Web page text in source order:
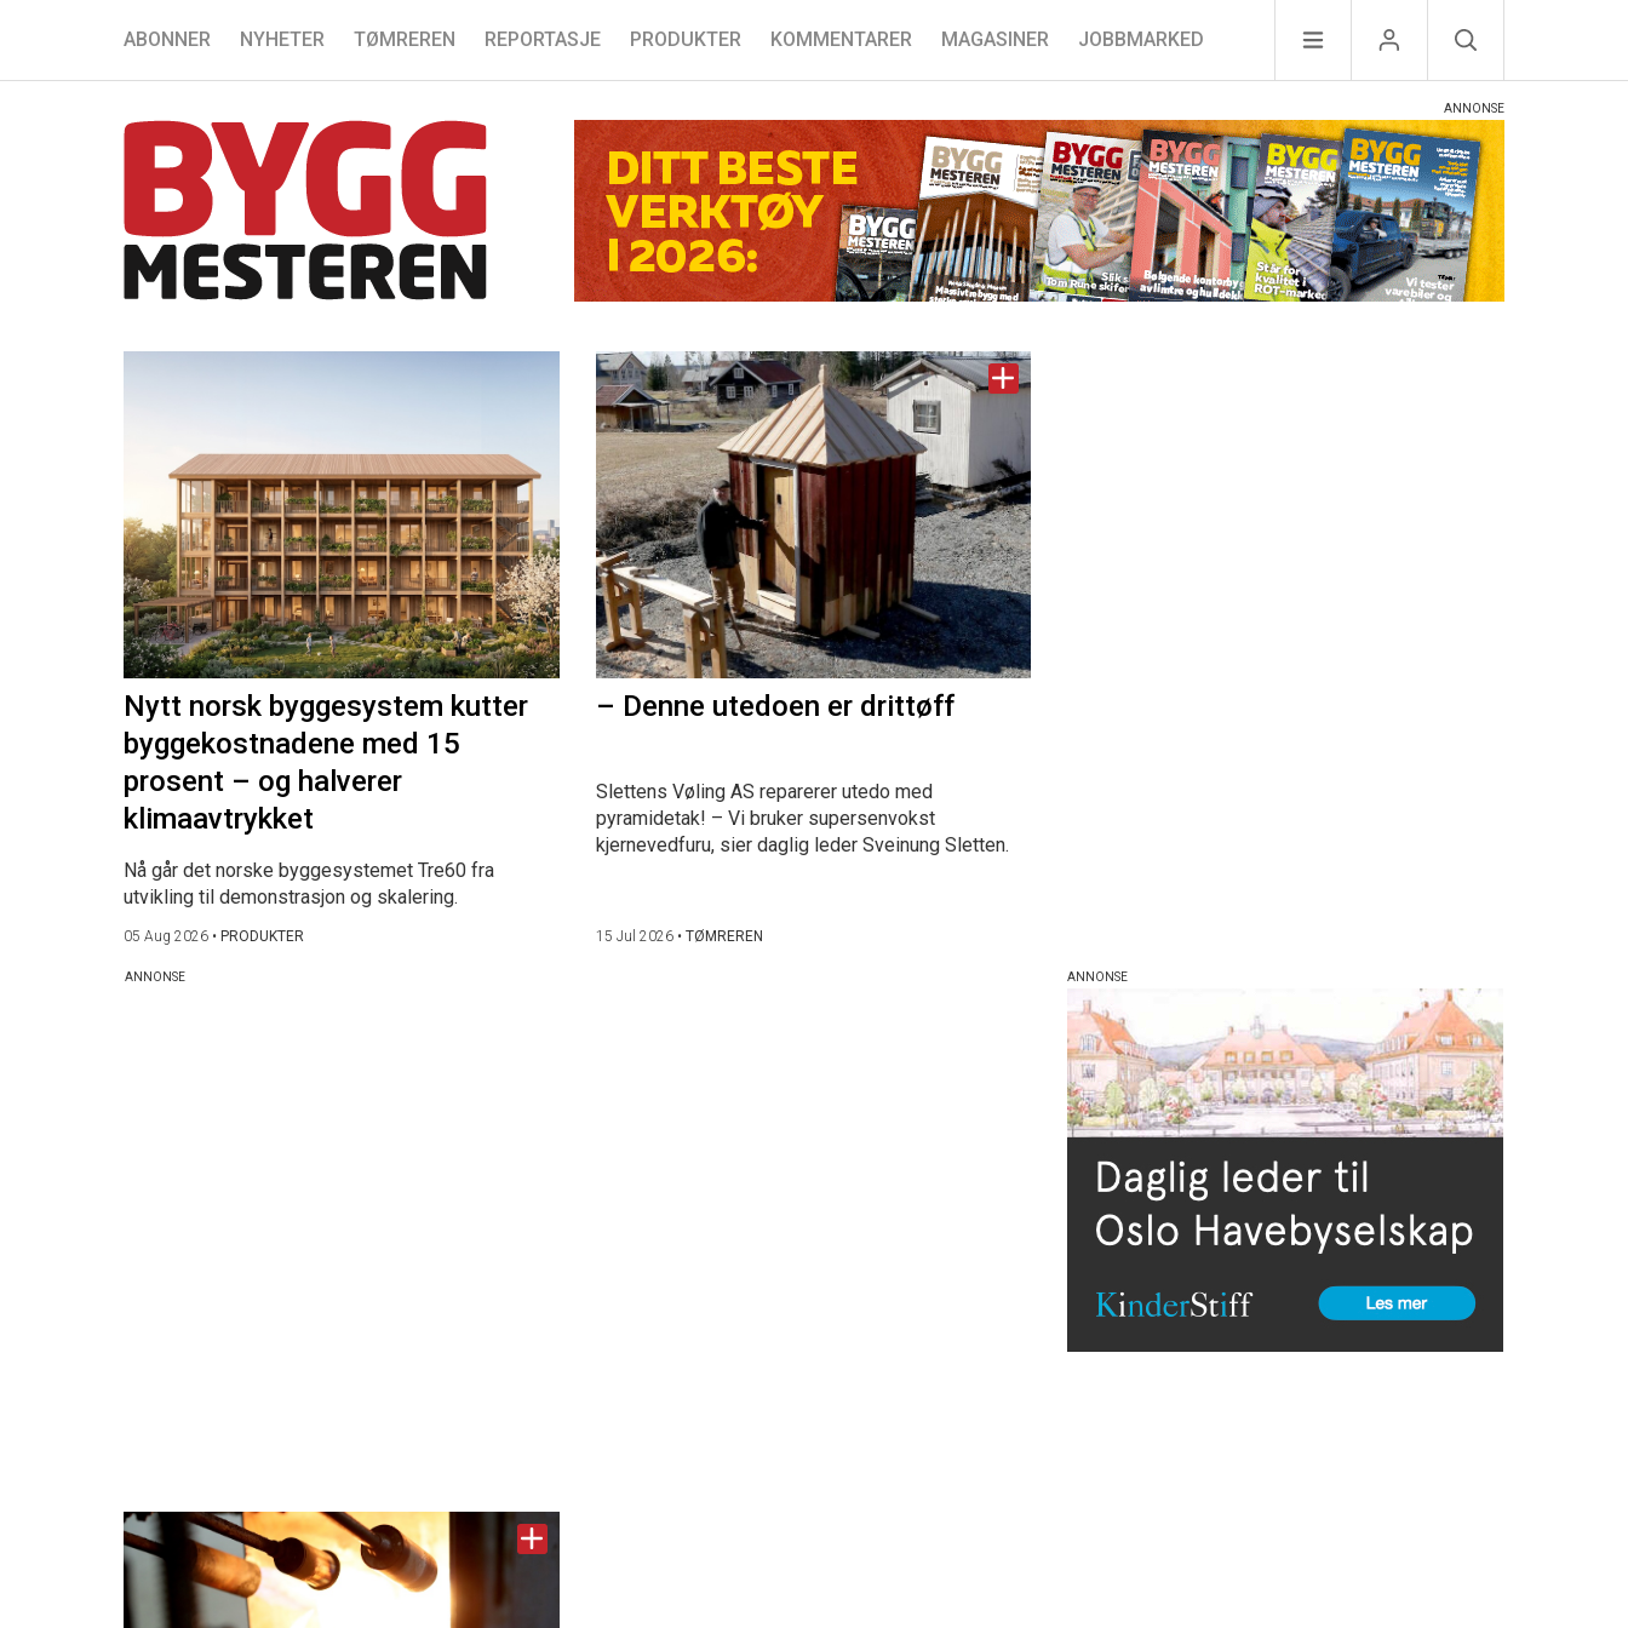
ABONNER NYHETER TØMREREN REPORTASJE PRODUKTER KOMMENTARER MAGASINER JOBBMARKED
Nytt norsk byggesystem kutter
byggekostnadene med 15
prosent – og halverer
klimaavtrykket
Nå går det norske byggesystemet Tre60 fra
utvikling til demonstrasjon og skalering.
05 Aug 2026 • PRODUKTER
– Denne utedoen er drittøff
Slettens Vøling AS reparerer utedo med
pyramidetak! – Vi bruker supersenvokst
kjernevedfuru, sier daglig leder Sveinung Sletten.
15 Jul 2026• TØMREREN